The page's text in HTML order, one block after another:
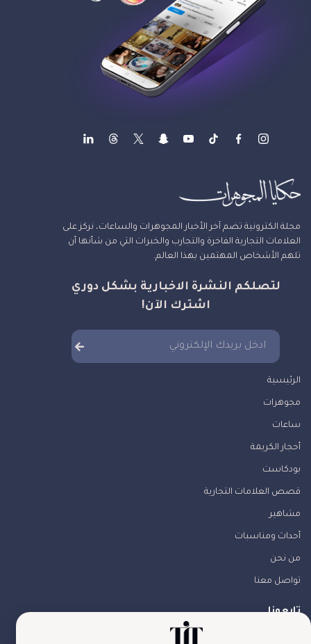
مجلة الكترونية تضم آخر الأخبار المجوهرات والساعات، نركز على
العلامات التجارية الفاخرة والتجارب والخبرات التي من شأنها أن
تلهم الأشخاص المهتمين بهذا العالم.
لتصلكم النشرة الاخبارية بشكل دوري
اشترك الآن!
الرئيسية
مجوهرات
ساعات
أحجار الكريمة
بودكاست
قصص العلامات التجارية
مشاهير
أحداث ومناسبات
من نحن
تواصل معنا
تابعونا